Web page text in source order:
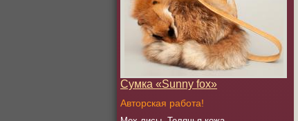
Сумка «Sunny fox»
Авторская работа!